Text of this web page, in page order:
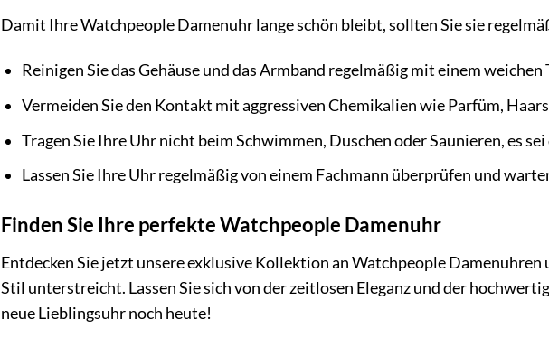
Damit Ihre Watchpeople Damenuhr lange schön bleibt, sollten Sie sie
Reinigen Sie das Gehäuse und das Armband regelmäßig mit einem weichen
Vermeiden Sie den Kontakt mit aggressiven Chemikalien wie Parfüm,
Tragen Sie Ihre Uhr nicht beim Schwimmen, Duschen oder Saunieren, es
Lassen Sie Ihre Uhr regelmäßig von einem Fachmann überprüfen und
Finden Sie Ihre perfekte Watchpeople Damenuhr
Entdecken Sie jetzt unsere exklusive Kollektion an Watchpeople
Stil unterstreicht. Lassen Sie sich von der zeitlosen Eleganz und der
neue Lieblingsuhr noch heute!